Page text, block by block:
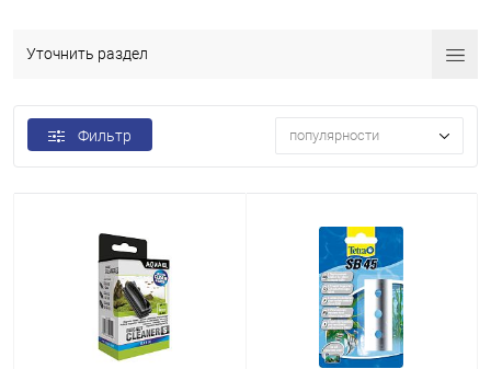
Уточнить раздел
Фильтр популярности